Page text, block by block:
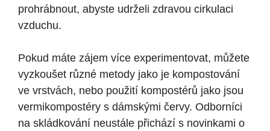
prohrábnout, abyste udrželi zdravou cirkulaci
vzduchu.
Pokud máte zájem více experimentovat, můžete
vyzkoušet různé metody jako je kompostování
ve vrstvách, nebo použití kompostérů jako jsou
vermikompostéry s dámskými červy. Odborníci
na skládkování neustále přichází s novinkami o